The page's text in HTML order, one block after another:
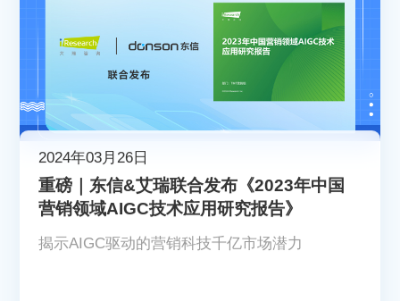
2024年03月26日
重磅｜东信&艾瑞联合发布《2023年中国
营销领域AIGC技术应用研究报告》
揭示AIGC驱动的营销科技千亿市场潜力